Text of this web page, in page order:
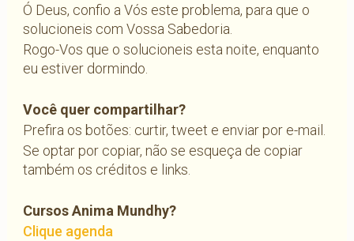
Ó Deus, confio a Vós este problema, para que o
solucioneis com Vossa Sabedoria.
Rogo-Vos que o solucioneis esta noite, enquanto
eu estiver dormindo.
Você quer compartilhar?
Prefira os botões: curtir, tweet e enviar por e-mail.
Se optar por copiar, não se esqueça de copiar
também os créditos e links.
Cursos Anima Mundhy?
Clique agenda